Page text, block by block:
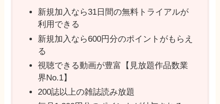
新規加入なら31日間の無料トライアルが
利用できる
新規加入なら600円分のポイントがもらえ
る
視聴できる動画が豊富【見放題作品数業
界No.1】
200誌以上の雑誌読み放題